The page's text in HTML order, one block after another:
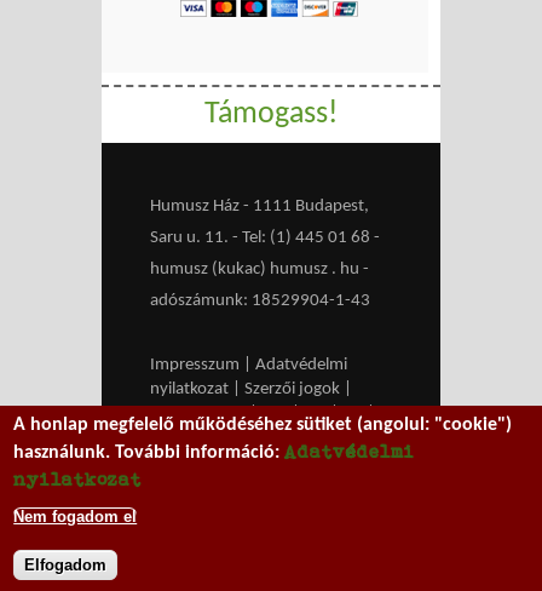
Támogass!
Humusz Ház - 1111 Budapest,
Saru u. 11. - Tel: (1) 445 01 68 -
humusz (kukac) humusz . hu -
adószámunk: 18529904-1-43
Impresszum
Adatvédelmi
nyilatkozat
Szerzői jogok
Médiaajánlat
RSS HU| EN
A honlap megfelelő működéséhez sütiket (angolul: "cookie")
használunk. További információ:Adatvédelmi
nyilatkozat
Nem fogadom el
Elfogadom